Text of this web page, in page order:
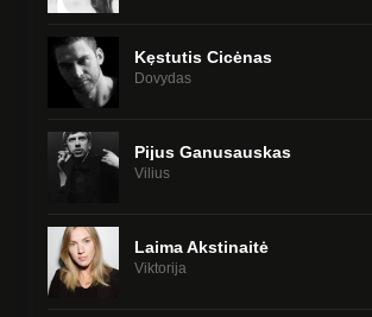
Kęstutis Cicėnas
Dovydas
Pijus Ganusauskas
Vilius
Laima Akstinaitė
Viktorija